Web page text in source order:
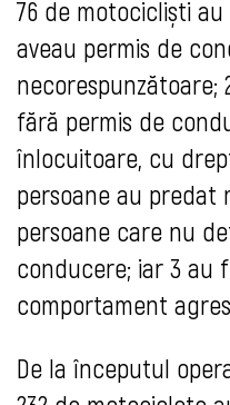
76 de motocicliști
aveau permis de
necorespunzătoare;
fără permis de
înlocuitoare, cu
persoane au predat
persoane care nu
conducere; iar 3 au
comportament
De la începutul